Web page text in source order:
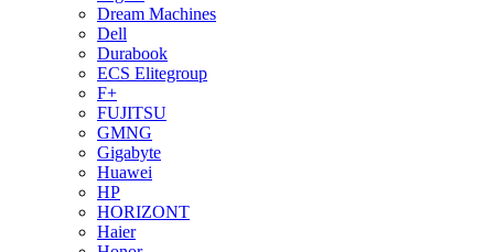
Dream Machines
Dell
Durabook
ECS Elitegroup
F+
FUJITSU
GMNG
Gigabyte
Huawei
HP
HORIZONT
Haier